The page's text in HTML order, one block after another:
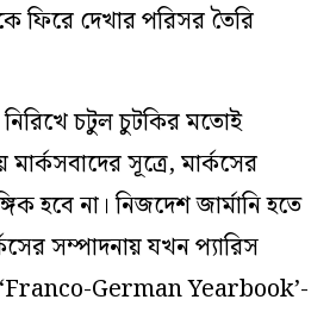
ফিরে দেখার পরিসর তৈরি
নিরিখে চটুল চুটকির মতোই
সূত্রে, মার্কসের
হবে না। নিজদেশ জার্মানি হতে
সম্পাদনায় যখন প্যারিস
‘Franco-German Yearbook’-